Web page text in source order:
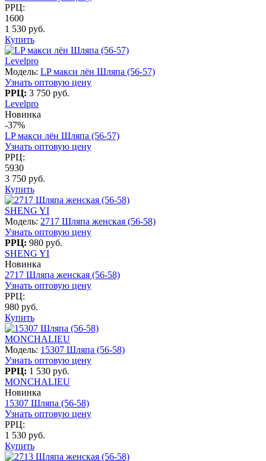
РРЦ:
1600
1 530 руб.
Купить
Levelpro
Модель: LP макси лён Шляпа (56-57)
Узнать оптовую цену
РРЦ: 3 750 руб.
Levelpro
Новинка
-37%
LP макси лён Шляпа (56-57)
Узнать оптовую цену
РРЦ:
5930
3 750 руб.
Купить
SHENG YI
Модель: 2717 Шляпа женская (56-58)
Узнать оптовую цену
РРЦ: 980 руб.
SHENG YI
Новинка
2717 Шляпа женская (56-58)
Узнать оптовую цену
РРЦ:
980 руб.
Купить
MONCHALIEU
Модель: 15307 Шляпа (56-58)
Узнать оптовую цену
РРЦ: 1 530 руб.
MONCHALIEU
Новинка
15307 Шляпа (56-58)
Узнать оптовую цену
РРЦ:
1 530 руб.
Купить